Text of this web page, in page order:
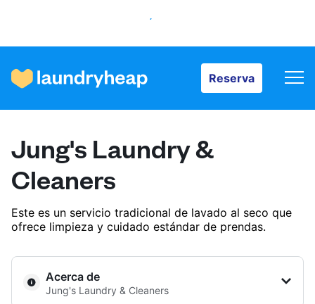
Reserva
Cómo funciona
Precios y servicios
Quiénes somos
Para las empresas
Jung's Laundry &
Cleaners
Este es un servicio tradicional de lavado al seco que
ofrece limpieza y cuidado estándar de prendas.
Acerca de
Jung's Laundry & Cleaners